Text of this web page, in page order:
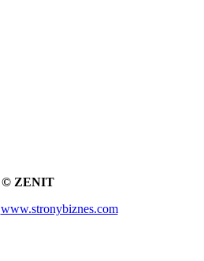
© ZENIT
www.stronybiznes.com